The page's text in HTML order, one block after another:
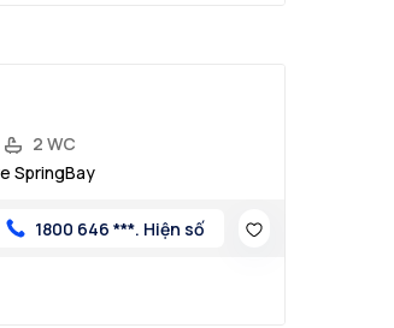
2 WC
SpringBay
1800 646 ***. Hiện số